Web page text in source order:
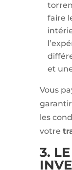
faire
et
Vous
les
votre
3.